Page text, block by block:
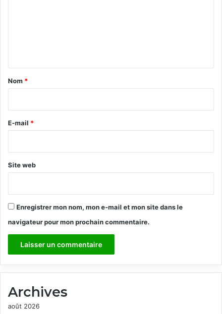
a
e
Nom *
E-mail *
Site web
Enregistrer mon nom, mon e-mail et mon site dans le
navigateur pour mon prochain commentaire.
Archives
août 2026